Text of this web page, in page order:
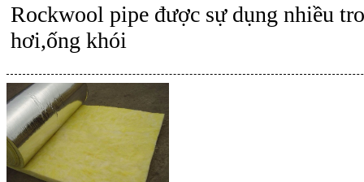
Rockwool pipe được sự dụng nhiều
hơi,ống khói